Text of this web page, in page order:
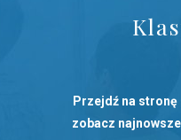
Przejdź na
zobacz